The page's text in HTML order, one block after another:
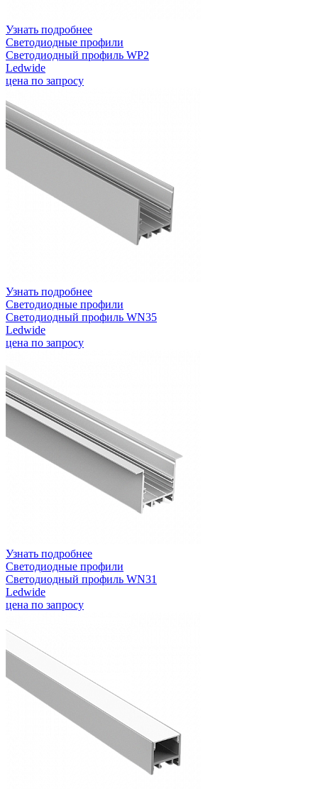
Узнать подробнее
Светодиодные профили
Светодиодный профиль WP2
Ledwide
цена по запросу
Узнать подробнее
Светодиодные профили
Светодиодный профиль WN35
Ledwide
цена по запросу
Узнать подробнее
Светодиодные профили
Светодиодный профиль WN31
Ledwide
цена по запросу